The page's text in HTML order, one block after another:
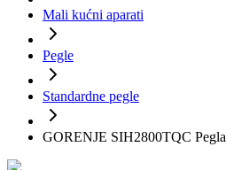
Mali kućni aparati
Pegle
Standardne pegle
GORENJE SIH2800TQC Pegla